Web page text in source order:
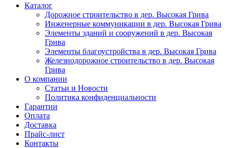
Каталог
Дорожное строительство в дер. Высокая Грива
Инженерные коммуникации в дер. Высокая Грива
Элементы зданий и сооружений в дер. Высокая
Грива
Элементы благоустройства в дер. Высокая Грива
Железнодорожное строительство в дер. Высокая
Грива
О компании
Статьи и Новости
Политика конфиденциальности
Гарантии
Оплата
Доставка
Прайс-лист
Контакты